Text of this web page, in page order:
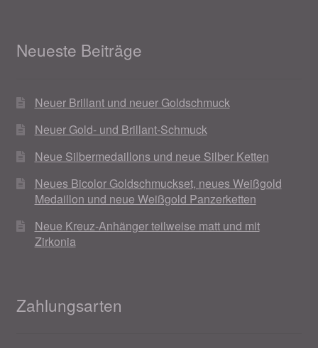
Magisches und Festliches zu Halloween 2021
Magisches und Festliches zu Halloween 2022
Mein Konto
Logout
Neueste Beiträge
Neuer Brillant und neuer Goldschmuck
Neuer Gold- und Brillant-Schmuck
Neue Silbermedaillons und neue Silber Ketten
Neues Bicolor Goldschmuckset, neues Weißgold
Medaillon und neue Weißgold Panzerketten
Neue Kreuz-Anhänger teilweise matt und mit
Zirkonia
Zahlungsarten